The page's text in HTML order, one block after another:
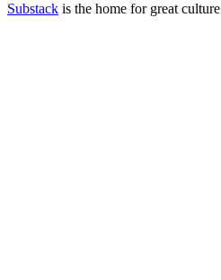
Substack is the home for great culture